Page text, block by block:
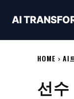
AI
HOME AI
선